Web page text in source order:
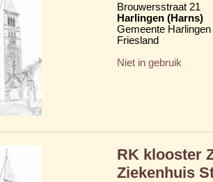
Brouwersstraat 21
Harlingen (Harns)
Gemeente Harlingen
Friesland
Niet in gebruik
RK klooster
Ziekenhuis